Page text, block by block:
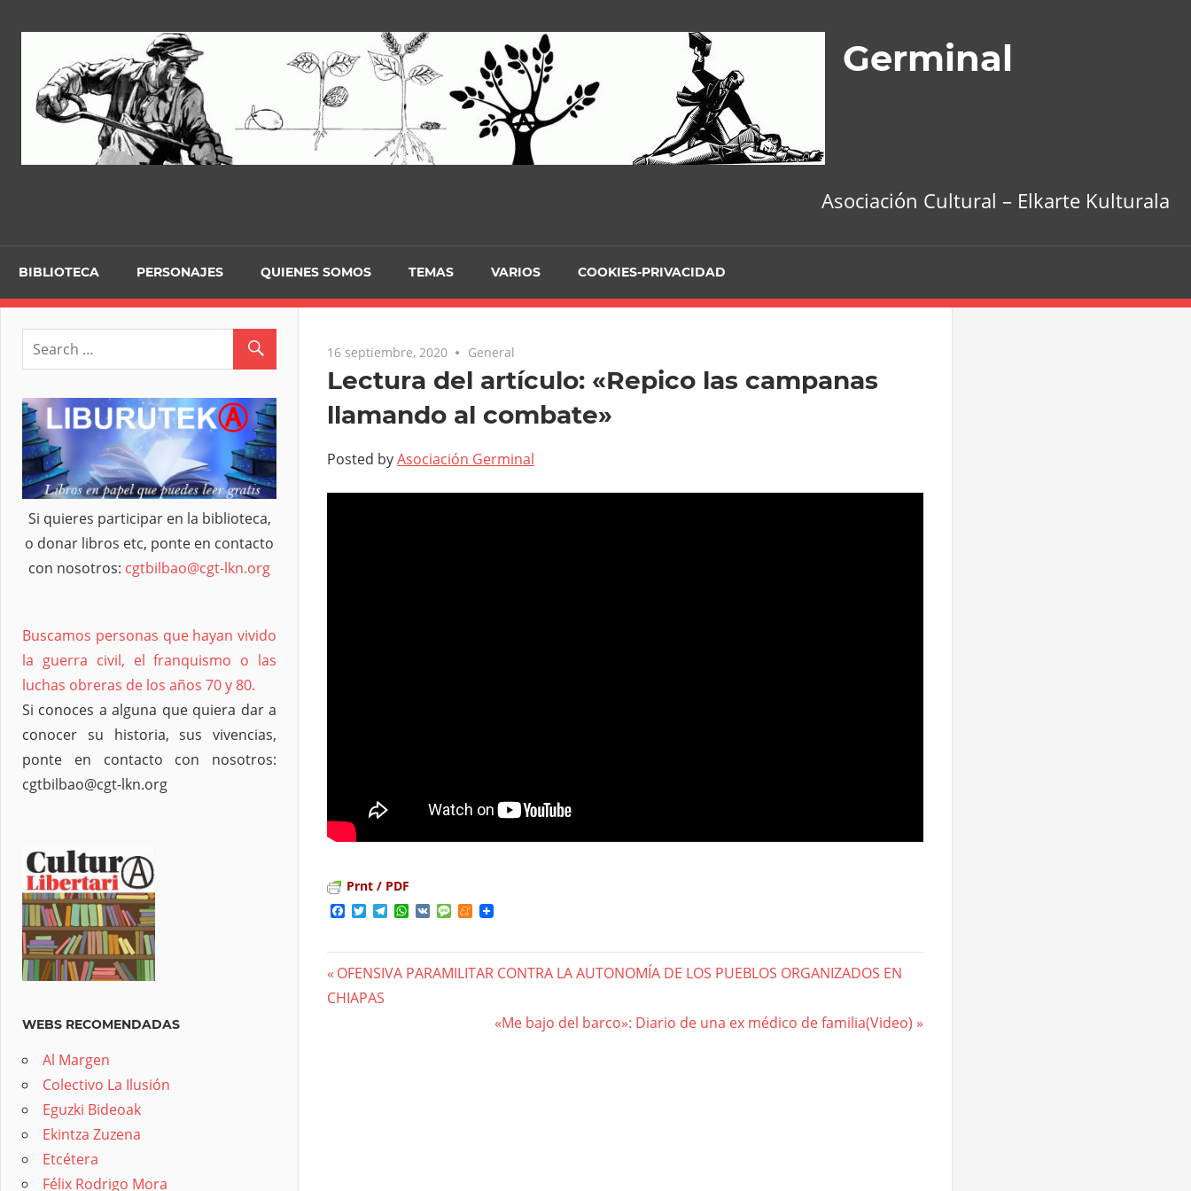
Germinal
Asociación Cultural – Elkarte Kulturala
BIBLIOTECA PERSONAJES QUIENES SOMOS TEMAS VARIOS COOKIES-PRIVACIDAD
16 septiembre, 2020 General
Lectura del artículo: «Repico las campanas
llamando al combate»
Posted byAsociación Germinal
Prnt / PDF
Facebook
TwitterTelegram
WhatsApp
VK MessageMeneame
Navegación
Previous
Post:
OFENSIVA PARAMILITAR CONTRA LA AUTONOMÍA DE LOS PUEBLOS ORGANIZADOS EN
CHIAPAS
Next
«Me bajo del barco»: Diario de una ex médico de familia(Video)
Si quieres participar en la biblioteca,
o donar libros etc, ponte en contacto
con nosotros: cgtbilbao@cgt-lkn.org
Buscamos personas que hayan vivido
la guerra civil, el franquismo o las
luchas obreras de los años 70 y 80.
Si conoces a alguna que quiera dar a
conocer su historia, sus vivencias,
ponte en contacto con nosotros:
cgtbilbao@cgt-lkn.org
WEBS RECOMENDADAS
Al Margen
Colectivo La Ilusión
Eguzki Bideoak
Ekintza Zuzena
Etcétera
Félix Rodrigo Mora